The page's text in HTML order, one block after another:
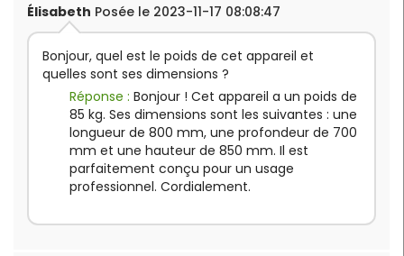
Élisabeth Posée le 2023-11-17 08:08:47
Bonjour, quel est le poids de cet appareil et
quelles sont ses dimensions ?
Réponse : Bonjour ! Cet appareil a un poids de
85 kg. Ses dimensions sont les suivantes : une
longueur de 800 mm, une profondeur de 700
mm et une hauteur de 850 mm. Il est
parfaitement conçu pour un usage
professionnel. Cordialement.